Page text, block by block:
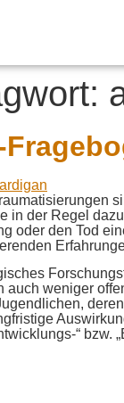
in der Regel
oder den Tod
auch weniger
“ bzw.